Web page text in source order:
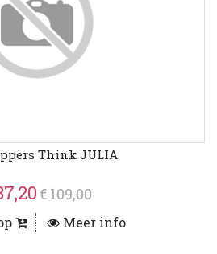
Think JULIA
€ 109,00
Meer info